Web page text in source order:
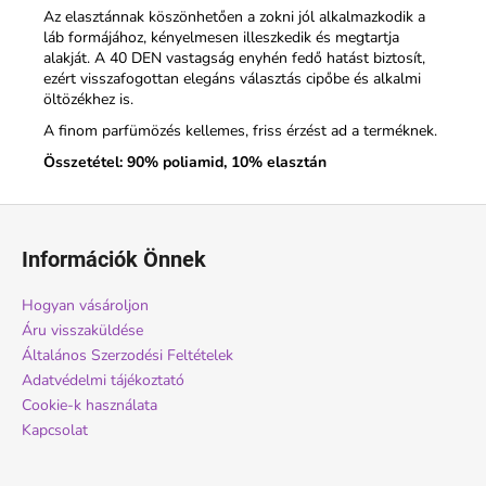
Az elasztánnak köszönhetően a zokni jól alkalmazkodik a
láb formájához, kényelmesen illeszkedik és megtartja
alakját. A 40 DEN vastagság enyhén fedő hatást biztosít,
ezért visszafogottan elegáns választás cipőbe és alkalmi
öltözékhez is.
A finom parfümözés kellemes, friss érzést ad a terméknek.
Összetétel: 90% poliamid, 10% elasztán
Információk Önnek
Hogyan vásároljon
Áru visszaküldése
Általános Szerzodési Feltételek
Adatvédelmi tájékoztató
Cookie-k használata
Kapcsolat